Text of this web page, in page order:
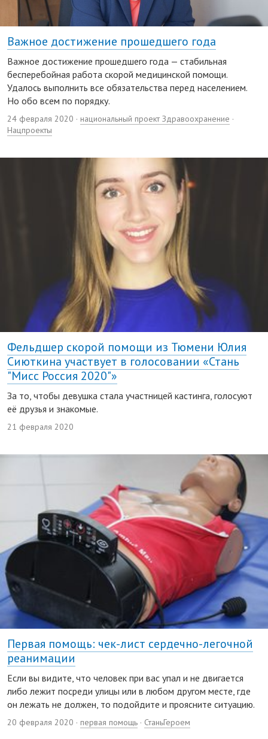
Важное достижение прошедшего года
Важное достижение прошедшего года — стабильная
бесперебойная работа скорой медицинской помощи.
Удалось выполнить все обязательства перед населением.
Но обо всем по порядку.
24 февраля 2020 · национальный проект Здравоохранение ·
Нацпроекты
Фельдшер скорой помощи из Тюмени Юлия
Сиюткина участвует в голосовании «Стань
"Мисс Россия 2020"»
За то, чтобы девушка стала участницей кастинга, голосуют
её друзья и знакомые.
21 февраля 2020
Первая помощь: чек-лист сердечно-легочной
реанимации
Если вы видите, что человек при вас упал и не двигается
либо лежит посреди улицы или в любом другом месте, где
он лежать не должен, то подойдите и проясните ситуацию.
20 февраля 2020 · первая помощь · СтаньГероем